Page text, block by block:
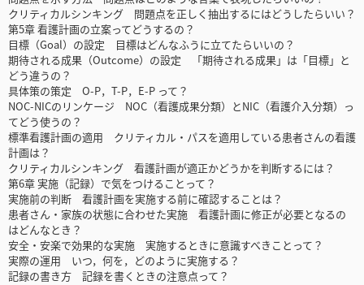
クリティカルシンキング 問題点を正しく抽出するにはどうしたらいい？
第5章 看護計画の立案ってどうするの？
目標（Goal）の設定 目標はどんなふうに立てたらいいの？
期待される成果（Outcome）の設定 「期待される成果」は「目標」と
どう違うの？
具体策の策定 O-P，T-P，E-P って？
NOC-NICのリンケージ NOC（看護成果分類）とNIC（看護介入分類）っ
てどう使うの？
標準看護計画の適用 クリティカル・パスを適用している患者さんの看護
計画は？
クリティカルシンキング 看護計画が適正かどうかを判断するには？
第6章 実施（記録）で気をつけることって？
実施前の判断 看護計画を実施する前に確認することは？
患者さん・家族の状態に合わせた実施 看護計画に修正が必要となるの
はどんなとき？
安全・安楽で効果的な実施 実施するときに意識すべきことって？
実際の運用 いつ，何を，どのように実施する？
記録の書き方 記録を書くときの注意点って？